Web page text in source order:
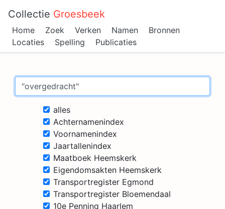
Collectie Groesbeek
Home Zoek Verken Namen
Bronnen
Locaties
Spelling Publicaties
alles
Achternamenindex
Voornamenindex
Jaartallenindex
Maatboek Heemskerk
Eigendomsakten Heemskerk
Transportregister Egmond
Transportregister Bloemendaal
10e Penning Haarlem